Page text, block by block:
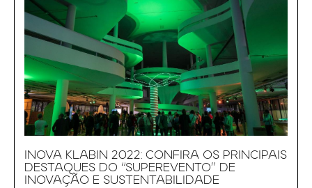
INOVA KLABIN 2022: CONFIRA OS PRINCIPAIS
DESTAQUES DO “SUPEREVENTO” DE
INOVAÇÃO E SUSTENTABILIDADE